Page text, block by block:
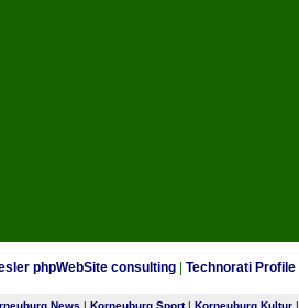
phpWebSite consulting Technorati Profile
News | Korneuburg Sport| Korneuburg Kultur |